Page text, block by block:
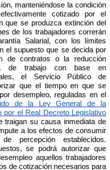
manteniéndose la condición
cotizado por el
que se produzca extinción del
de los trabajadores correrán
Salarial, con los límites
el supuesto que se decida por
de contratos o la reducción
de trabajo con base en
el Servicio Público de
que el tiempo en que se
desempleo, reguladas en el
de la Ley General de la
por el Real Decreto Legislativo
traigan su causa inmediata de
a los efectos de consumir
percepción establecidos.
se podrá autorizar que
aquellos trabajadores
de cotización necesarios para